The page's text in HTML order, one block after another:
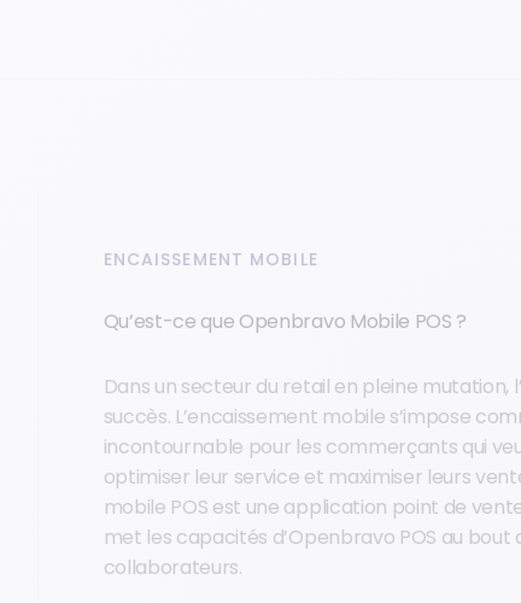
ENCAISSEMENT MOBILE
Qu’est-ce que Openbravo Mobile POS ?
Dans un secteur du retail en pleine mutation,
succès. L’encaissement mobile s’impose
incontournable pour les commerçants qui
optimiser leur service et maximiser leurs
mobile POS est une application point de
met les capacités d’Openbravo POS au bout
collaborateurs.